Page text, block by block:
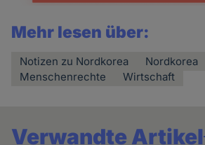
Mehr lesen über:
Notizen zu Nordkorea
Nordkorea
Menschenrechte
Wirtschaft
Verwandte Artikel